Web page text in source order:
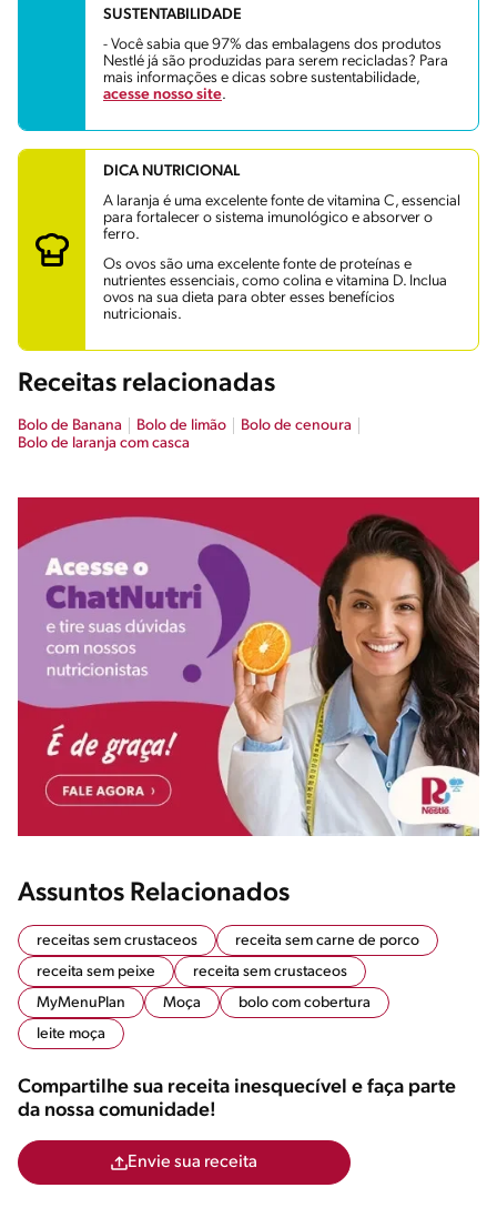
SUSTENTABILIDADE
- Você sabia que 97% das embalagens dos produtos
Nestlé já são produzidas para serem recicladas? Para
mais informações e dicas sobre sustentabilidade,
acesse nosso site.
DICA NUTRICIONAL
A laranja é uma excelente fonte de vitamina C, essencial
para fortalecer o sistema imunológico e absorver o
ferro.
Os ovos são uma excelente fonte de proteínas e
nutrientes essenciais, como colina e vitamina D. Inclua
ovos na sua dieta para obter esses benefícios
nutricionais.
Receitas relacionadas
Bolo de Banana Bolo de limão
Bolo de cenoura
Bolo de laranja com casca
Assuntos Relacionados
receitas sem crustaceos
receita sem carne de porco
receita sem peixe
receita sem crustaceos
MyMenuPlan
Moça
bolo com cobertura
leite moça
Compartilhe sua receita inesquecível e faça parte
da nossa comunidade!
Envie sua receita